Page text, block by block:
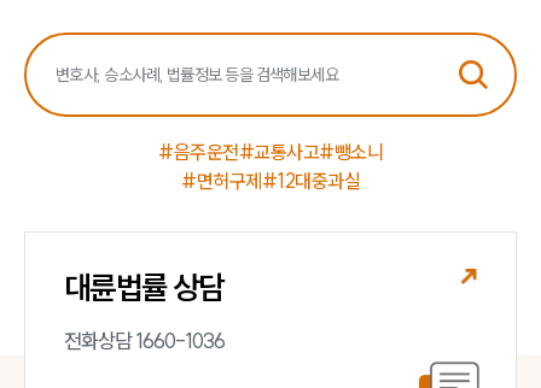
#음주운전#교통사고#뺑소니
#면허구제#12대중과실
대륜법률 상담
전화상담 1660-1036